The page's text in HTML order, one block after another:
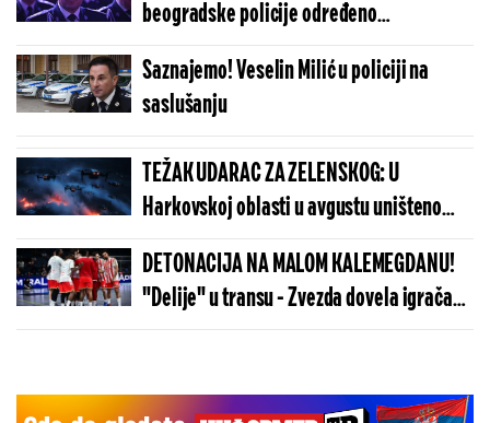
beogradske policije određeno
zadržavanje
Saznajemo! Veselin Milić u policiji na
saslušanju
TEŽAK UDARAC ZA ZELENSKOG: U
Harkovskoj oblasti u avgustu uništeno
više od 100 „baba jaga“
DETONACIJA NA MALOM KALEMEGDANU!
"Delije" u transu - Zvezda dovela igrača
Real Madrida!